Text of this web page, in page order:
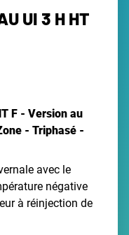
UI 3 H HT
F - Version au
- Triphasé -
avec le
négative
à réinjection de